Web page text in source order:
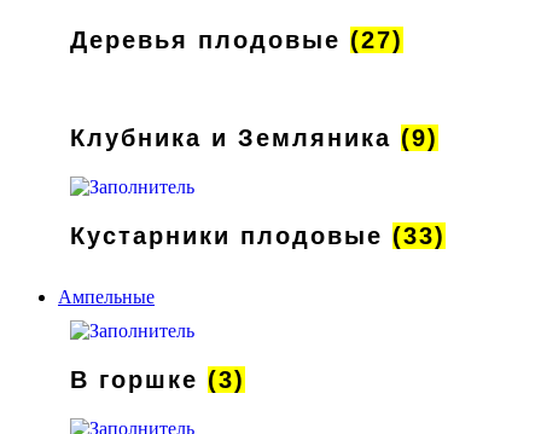
Деревья плодовые (27)
Клубника и Земляника (9)
Кустарники плодовые (33)
Ампельные
В горшке (3)